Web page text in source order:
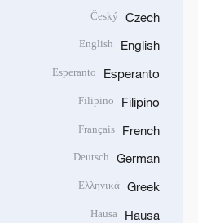
Czech
Český
English
English
Esperanto
Esperanto
Filipino
Filipino
French
Français
German
Deutsch
Greek
Ελληνικά
Hausa
Hausa